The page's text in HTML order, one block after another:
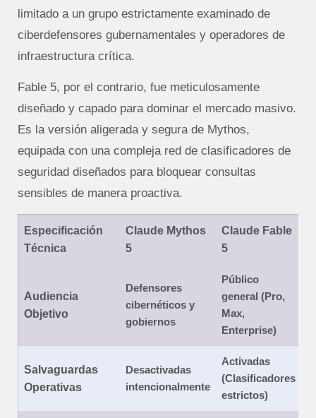
limitado a un grupo estrictamente examinado de
ciberdefensores gubernamentales y operadores de
infraestructura crítica.
Fable 5, por el contrario, fue meticulosamente
diseñado y capado para dominar el mercado masivo.
Es la versión aligerada y segura de Mythos,
equipada con una compleja red de clasificadores de
seguridad diseñados para bloquear consultas
sensibles de manera proactiva.
Especificación
Técnica
Claude Mythos
5
Claude Fable
5
Audiencia
Objetivo
Defensores
cibernéticos y
gobiernos
Público
general (Pro,
Max,
Enterprise)
Salvaguardas
Operativas
Desactivadas
intencionalmente
Activadas
(Clasificadores
estrictos)